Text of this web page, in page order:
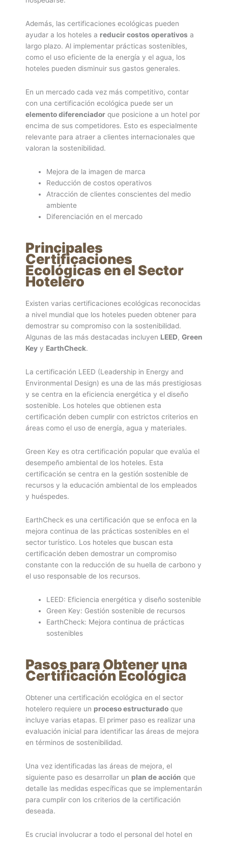
Además, las certificaciones ecológicas pueden
ayudar a los hoteles a reducir costos operativos a
largo plazo. Al implementar prácticas sostenibles,
como el uso eficiente de la energía y el agua, los
hoteles pueden disminuir sus gastos generales.
En un mercado cada vez más competitivo, contar
con una certificación ecológica puede ser un
elemento diferenciador que posicione a un hotel por
encima de sus competidores. Esto es especialmente
relevante para atraer a clientes internacionales que
valoran la sostenibilidad.
Mejora de la imagen de marca
Reducción de costos operativos
Atracción de clientes conscientes del medio
ambiente
Diferenciación en el mercado
Principales
Certificaciones
Ecológicas en el Sector
Hotelero
Existen varias certificaciones ecológicas reconocidas
a nivel mundial que los hoteles pueden obtener para
demostrar su compromiso con la sostenibilidad.
Algunas de las más destacadas incluyen LEED, Green
Key y EarthCheck.
La certificación LEED (Leadership in Energy and
Environmental Design) es una de las más prestigiosas
y se centra en la eficiencia energética y el diseño
sostenible. Los hoteles que obtienen esta
certificación deben cumplir con estrictos criterios en
áreas como el uso de energía, agua y materiales.
Green Key es otra certificación popular que evalúa el
desempeño ambiental de los hoteles. Esta
certificación se centra en la gestión sostenible de
recursos y la educación ambiental de los empleados
y huéspedes.
EarthCheck es una certificación que se enfoca en la
mejora continua de las prácticas sostenibles en el
sector turístico. Los hoteles que buscan esta
certificación deben demostrar un compromiso
constante con la reducción de su huella de carbono y
el uso responsable de los recursos.
LEED: Eficiencia energética y diseño sostenible
Green Key: Gestión sostenible de recursos
EarthCheck: Mejora continua de prácticas
sostenibles
Pasos para Obtener una
Certificación Ecológica
Obtener una certificación ecológica en el sector
hotelero requiere un proceso estructurado que
incluye varias etapas. El primer paso es realizar una
evaluación inicial para identificar las áreas de mejora
en términos de sostenibilidad.
Una vez identificadas las áreas de mejora, el
siguiente paso es desarrollar un plan de acción que
detalle las medidas específicas que se implementarán
para cumplir con los criterios de la certificación
deseada.
Es crucial involucrar a todo el personal del hotel en